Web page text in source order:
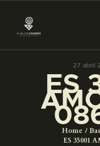
27 abril
ES
Home
ES 35001